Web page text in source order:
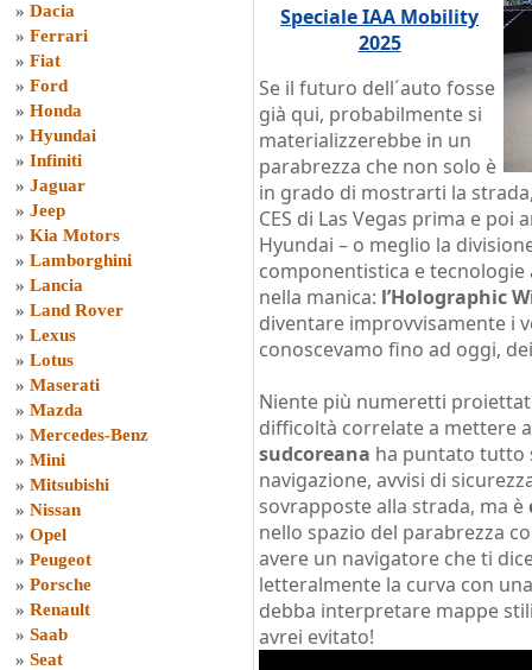
» Dacia
» Ferrari
» Fiat
» Ford
» Honda
» Hyundai
» Infiniti
» Jaguar
» Jeep
» Kia Motors
» Lamborghini
» Lancia
» Land Rover
» Lexus
» Lotus
» Maserati
» Mazda
» Mercedes-Benz
» Mini
» Mitsubishi
» Nissan
» Opel
» Peugeot
» Porsche
» Renault
» Saab
» Seat
Speciale IAA Mobility
2025
Se il futuro dell´auto fosse
già qui, probabilmente si
materializzerebbe in un
parabrezza che non solo è
in grado di mostrarti la
CES di Las Vegas prima e poi
Hyundai – o meglio la
componentistica e tecnologie
nella manica: l’Holographic
diventare improvvisamente i
conoscevamo fino ad oggi,
Niente più numeretti
difficoltà correlate a mettere
sudcoreana ha puntato tutto
navigazione, avvisi di
sovrapposte alla strada, ma è
nello spazio del parabrezza
avere un navigatore che ti
letteralmente la curva con
debba interpretare mappe
avrei evitato!